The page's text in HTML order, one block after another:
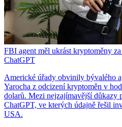
FBI agent měl ukrást kryptoměny
ChatGPT
Americké úřady obvinily bývalého
Yarocha z odcizení kryptoměn v
dolarů. Mezi nejzajímavější důkazy
ChatGPT, ve kterých údajně řešil
USA.